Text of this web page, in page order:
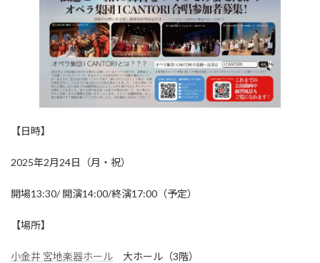
【日時】
2025年2月24日（月・祝）
開場13:30/ 開演14:00/終演17:00（予定）
【場所】
小金井 宮地楽器ホール 大ホール（3階）